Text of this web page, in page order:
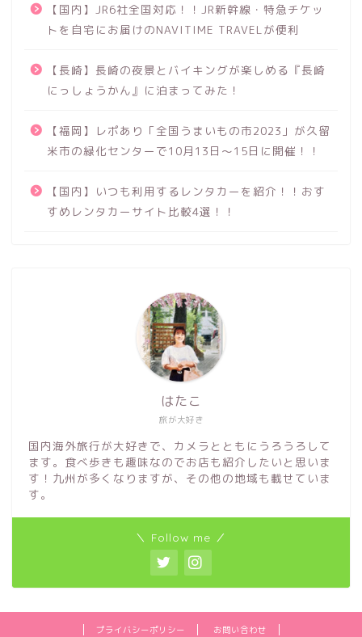
【国内】JR6社全国対応！！JR新幹線・特急チケッ
トを自宅にお届けのNAVITIME TRAVELが便利
【長崎】長崎の夜景とバイキングが楽しめる『長崎
にっしょうかん』に泊まってみた！
【福岡】レポあり「全国うまいもの市2023」が久留
米市の緑化センターで10月13日～15日に開催！！
【国内】いつも利用するレンタカーを紹介！！おす
すめレンタカーサイト比較4選！！
旅が大好き
はたこ
国内海外旅行が大好きで、カメラとともにうろうろして
ます。食べ歩きも趣味なのでお店も紹介したいと思いま
す！九州が多くなりますが、その他の地域も載せていま
す。
＼ Follow me ／
プライバシーポリシー お問い合わせ